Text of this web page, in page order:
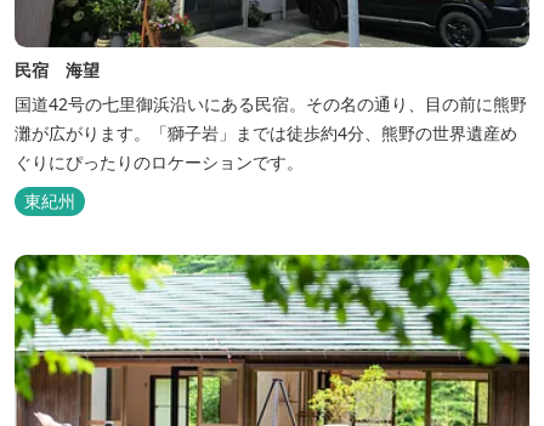
民宿 海望
国道42号の七里御浜沿いにある民宿。その名の通り、目の前に熊野
灘が広がります。「獅子岩」までは徒歩約4分、熊野の世界遺産め
ぐりにぴったりのロケーションです。
東紀州